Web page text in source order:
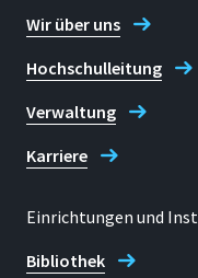
Daniela Greulich
Wir über uns
Hochschulleitung
Verwaltung
Karriere
Einrichtungen und
Bibliothek